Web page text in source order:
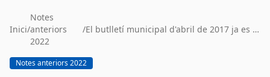
Inici/
Notes
anteriors
2022
/ El butlletí municipal d'abril de 2017 ja es pot consultar a #santjust.cat
Notes anteriors 2022